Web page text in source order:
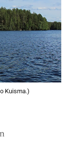
Kuisma.)